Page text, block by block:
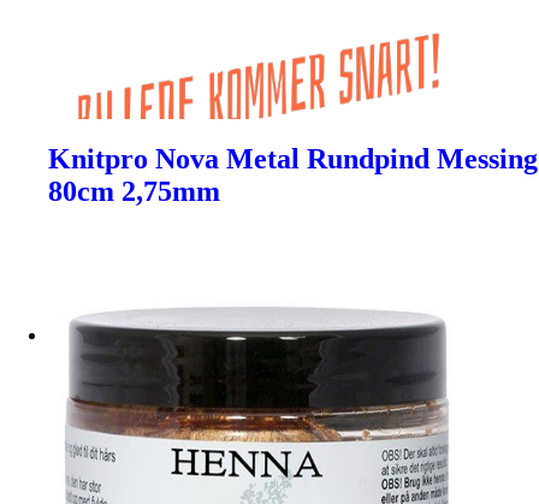
Knitpro Nova Metal Rundpind Messing
80cm 2,75mm